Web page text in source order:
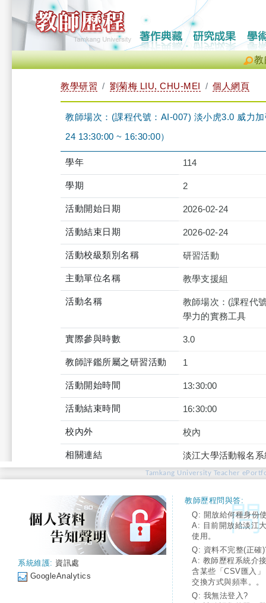
教
教學研習 劉菊梅 LIU, CHU-MEI 個人網頁
教師場次：(課程代號：AI-007) 淡小虎3.0 威力
24 13:30:00 ~ 16:30:00）
學年 114
學期 2
活動開始日期 2026-02-24
活動結束日期 2026-02-24
活動校級類別名稱 研習活動
主動單位名稱 教學支援組
活動名稱
教師場次：(課程代
學力的實務工具
實際參與時數 3.0
教師評鑑所屬之研習活動 1
活動開始時間 13:30:00
活動結束時間 16:30:00
校內外 校內
相關連結 淡江大學活動報名
Tamkang University Teacher
系統維護: 資訊處
GoogleAnalytics
教師歷程問與答:
Q: 開放給何種身份
A: 目前開放給淡江
使用。
Q: 資料不完整(正確
A: 教師歷程系統介
含某些「CSV匯入
交換方式與頻率。。
Q: 我無法登入?